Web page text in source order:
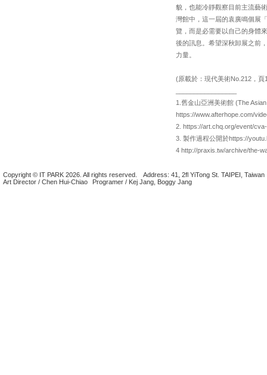
貌，也能冷靜觀察目前主流藝
灣館中，這一屆的袁廣鳴個展
覽，而是必需要以自己的身體
後的訊息。希望深秋卸展之前
力量。
(原載於：現代美術No.212，頁
1.舊金山亞洲美術館 (The
https://www.afterhope.com/
2. https://art.chq.org/event/
3. 製作過程公開於https://
4 http://praxis.tw/archive/the-
Copyright © IT PARK 2026. All rights reserved.
Address: 41, 2fl YiTong St. TAIPEI, Taiwan
Art Director / Chen Hui-Chiao
Programer / Kej Jang, Boggy Jang